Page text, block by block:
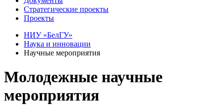
Стратегические проекты
Проекты
НИУ «БелГУ»
Наука и инновации
Научные мероприятия
Молодежные научные
мероприятия